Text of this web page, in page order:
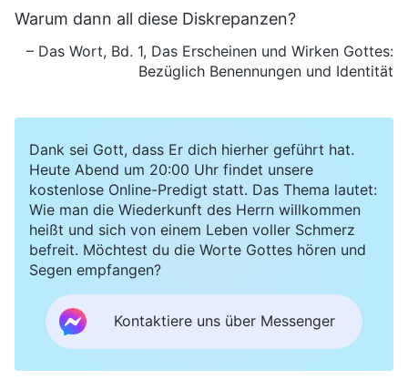
Warum dann all diese Diskrepanzen?
– Das Wort, Bd. 1, Das Erscheinen und Wirken Gottes:
Bezüglich Benennungen und Identität
Dank sei Gott, dass Er dich hierher geführt hat.
Heute Abend um 20:00 Uhr findet unsere
kostenlose Online-Predigt statt. Das Thema lautet:
Wie man die Wiederkunft des Herrn willkommen
heißt und sich von einem Leben voller Schmerz
befreit. Möchtest du die Worte Gottes hören und
Segen empfangen?
Kontaktiere uns über Messenger